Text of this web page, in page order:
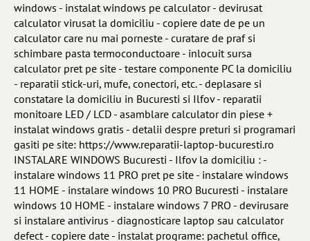
windows - instalat windows pe calculator - devirusat
calculator virusat la domiciliu - copiere date de pe un
calculator care nu mai porneste - curatare de praf si
schimbare pasta termoconductoare - inlocuit sursa
calculator pret pe site - testare componente PC la domiciliu
- reparatii stick-uri, mufe, conectori, etc. - deplasare si
constatare la domiciliu in Bucuresti si Ilfov - reparatii
monitoare LED / LCD - asamblare calculator din piese +
instalat windows gratis - detalii despre preturi si programari
gasiti pe site: https://www.reparatii-laptop-bucuresti.ro
INSTALARE WINDOWS Bucuresti - Ilfov la domiciliu : -
instalare windows 11 PRO pret pe site - instalare windows
11 HOME - instalare windows 10 PRO Bucuresti - instalare
windows 10 HOME - instalare windows 7 PRO - devirusare
si instalare antivirus - diagnosticare laptop sau calculator
defect - copiere date - instalat programe: pachetul office,